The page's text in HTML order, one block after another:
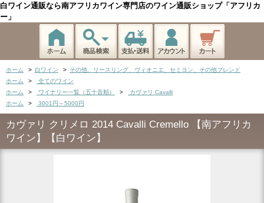
白ワイン通販なら南アフリカワイン専門店のワイン通販ショップ「アフリカ
ー」
ホーム > 白ワイン > その他、リースリング、ヴィオニエ、セミヨン、その他ブレンド
ホーム
>
全てのワイン
ホーム
> ワイナリー一覧（五十音順） >
カヴァリ Cavalli
ホーム
> 3001円～5000円
カヴァリ クリメロ 2014 Cavalli Cremello 【南アフリカ
ワイン】【白ワイン】